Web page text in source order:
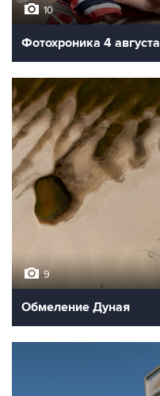
10
Фотохроника 4 августа
9
Обмеление Дуная